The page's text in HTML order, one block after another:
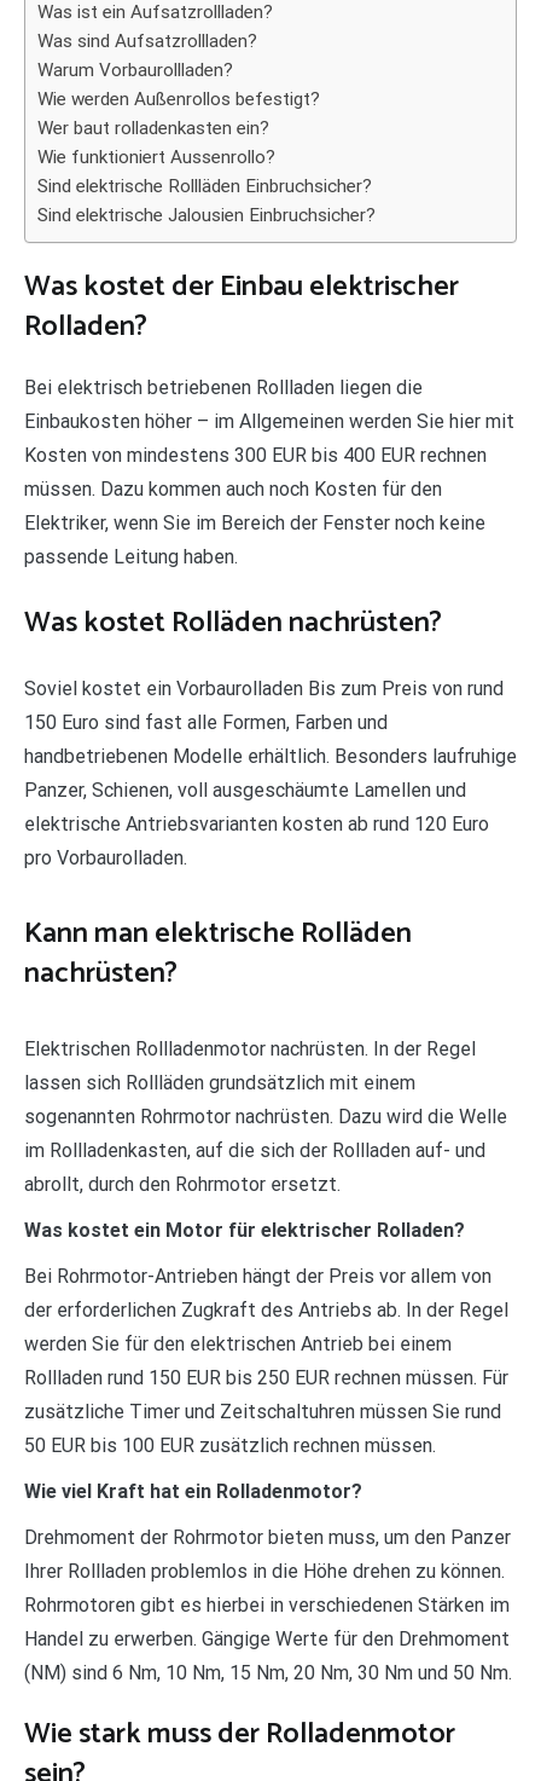
Was ist ein Aufsatzrollladen?
Was sind Aufsatzrollladen?
Warum Vorbaurollladen?
Wie werden Außenrollos befestigt?
Wer baut rolladenkasten ein?
Wie funktioniert Aussenrollo?
Sind elektrische Rollläden Einbruchsicher?
Sind elektrische Jalousien Einbruchsicher?
Was kostet der Einbau elektrischer
Rolladen?
Bei elektrisch betriebenen Rollladen liegen die
Einbaukosten höher – im Allgemeinen werden Sie hier mit
Kosten von mindestens 300 EUR bis 400 EUR rechnen
müssen. Dazu kommen auch noch Kosten für den
Elektriker, wenn Sie im Bereich der Fenster noch keine
passende Leitung haben.
Was kostet Rolläden nachrüsten?
Soviel kostet ein Vorbaurolladen Bis zum Preis von rund
150 Euro sind fast alle Formen, Farben und
handbetriebenen Modelle erhältlich. Besonders laufruhige
Panzer, Schienen, voll ausgeschäumte Lamellen und
elektrische Antriebsvarianten kosten ab rund 120 Euro
pro Vorbaurolladen.
Kann man elektrische Rolläden
nachrüsten?
Elektrischen Rollladenmotor nachrüsten. In der Regel
lassen sich Rollläden grundsätzlich mit einem
sogenannten Rohrmotor nachrüsten. Dazu wird die Welle
im Rollladenkasten, auf die sich der Rollladen auf- und
abrollt, durch den Rohrmotor ersetzt.
Was kostet ein Motor für elektrischer Rolladen?
Bei Rohrmotor-Antrieben hängt der Preis vor allem von
der erforderlichen Zugkraft des Antriebs ab. In der Regel
werden Sie für den elektrischen Antrieb bei einem
Rollladen rund 150 EUR bis 250 EUR rechnen müssen. Für
zusätzliche Timer und Zeitschaltuhren müssen Sie rund
50 EUR bis 100 EUR zusätzlich rechnen müssen.
Wie viel Kraft hat ein Rolladenmotor?
Drehmoment der Rohrmotor bieten muss, um den Panzer
Ihrer Rollladen problemlos in die Höhe drehen zu können.
Rohrmotoren gibt es hierbei in verschiedenen Stärken im
Handel zu erwerben. Gängige Werte für den Drehmoment
(NM) sind 6 Nm, 10 Nm, 15 Nm, 20 Nm, 30 Nm und 50 Nm.
Wie stark muss der Rolladenmotor